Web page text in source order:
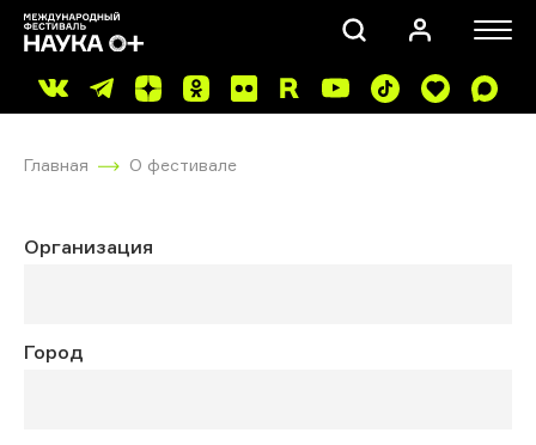
Главная О фестивале
Организация
Город